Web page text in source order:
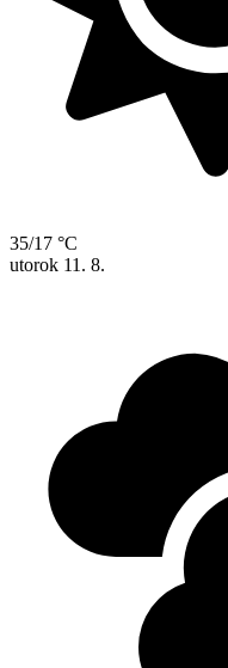
35/17 °C
utorok 11. 8.